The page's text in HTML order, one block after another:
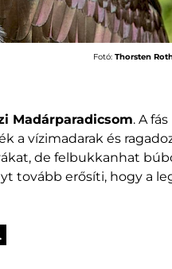
Fotó: Thorsten
Madárparadicsom. A fás
a vízimadarak és
de felbukkanhat
tovább erősíti, hogy a